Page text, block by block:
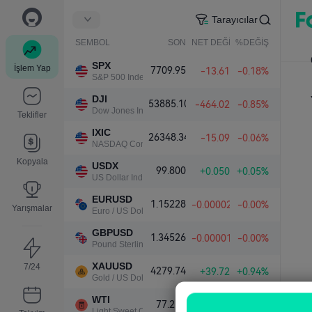
İşlem Yap
Teklifler
Kopyala
Yarışmalar
7/24
Tarayıcılar
SEMBOL SON NET DEĞİŞ.%DEĞİŞ.
SPX
S&P 500 Index
7709.95 -13.61 -0.18%
DJI
Dow Jones Industrial Average
53885.10 -464.02 -0.85%
IXIC
NASDAQ Composite Index
26348.34 -15.09 -0.06%
USDX
US Dollar Index
99.800 +0.050 +0.05%
EURUSD
Euro / US Dollar
1.15228 -0.00002 -0.00%
GBPUSD
Pound Sterling / US Dollar
1.34526 -0.00001 -0.00%
XAUUSD
Gold / US Dollar
4279.74 +39.72 +0.94%
WTI 77.210